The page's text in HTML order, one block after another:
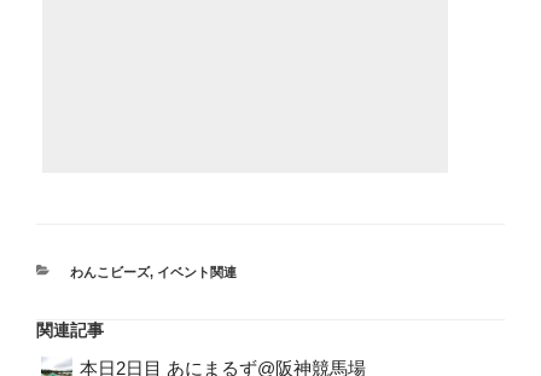
カ
リ
ー
わんこビーズ, イベント関連
関連記事
本日2日目 あにまるず@阪神競馬場